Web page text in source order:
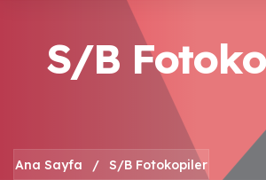
S/B
Ana Sayfa / S/B Fotokopiler